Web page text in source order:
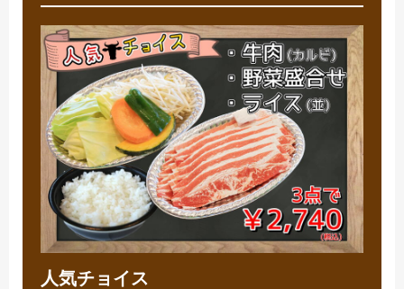
人気チョイス